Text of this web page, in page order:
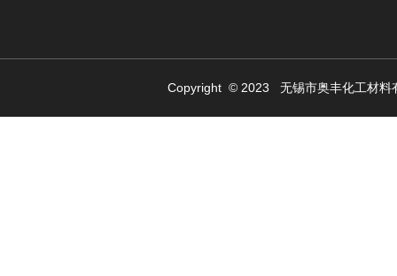
Copyright © 2023 无锡市奥丰化工材